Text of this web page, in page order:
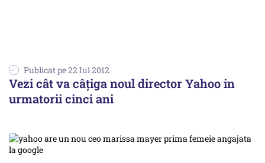
Publicat pe 22 Iul 2012
Vezi cât va câțiga noul director Yahoo in
urmatorii cinci ani